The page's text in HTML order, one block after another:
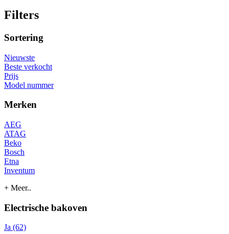
Filters
Sortering
Nieuwste
Beste verkocht
Prijs
Model nummer
Merken
AEG
ATAG
Beko
Bosch
Etna
Inventum
+ Meer..
Electrische bakoven
Ja (62)